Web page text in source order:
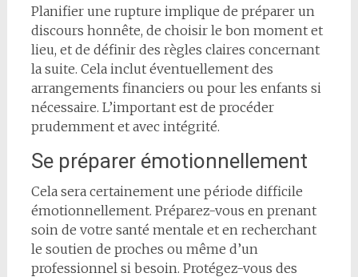
Planifier une rupture implique de préparer un
discours honnête, de choisir le bon moment et
lieu, et de définir des règles claires concernant
la suite. Cela inclut éventuellement des
arrangements financiers ou pour les enfants si
nécessaire. L’important est de procéder
prudemment et avec intégrité.
Se préparer émotionnellement
Cela sera certainement une période difficile
émotionnellement. Préparez-vous en prenant
soin de votre santé mentale et en recherchant
le soutien de proches ou même d’un
professionnel si besoin. Protégez-vous des